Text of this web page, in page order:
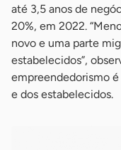
até 3,5 anos de
20%, em 2022.
novo e uma parte
estabelecidos”,
empreendedorismo
e dos estabelecidos.